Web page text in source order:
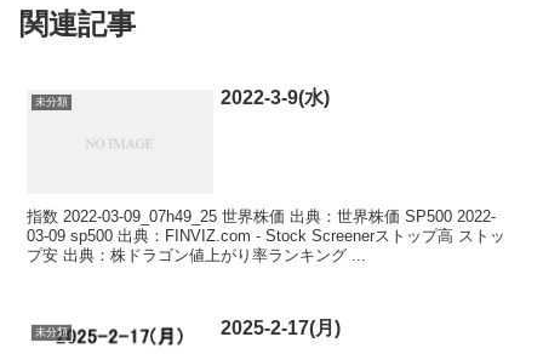
関連記事
未分類 2022-3-9(水)
指数 2022-03-09_07h49_25 世界株価 出典：世界株価 SP500 2022-
03-09 sp500 出典：FINVIZ.com - Stock Screenerストップ高 ストッ
プ安 出典：株ドラゴン値上がり率ランキング ...
未分類 2025-2-17(月)